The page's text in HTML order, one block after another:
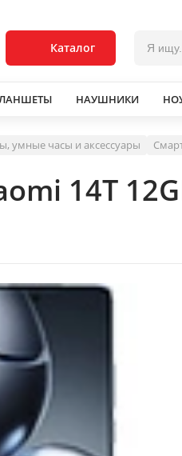
Каталог
НАУШНИКИ
умные часы и аксессуары
14T